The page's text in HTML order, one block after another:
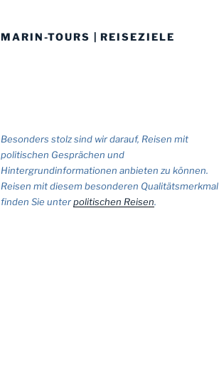
MARIN-TOURS | REISEZIELE
Besonders stolz sind wir darauf, Reisen mit
politischen Gesprächen und
Hintergrundinformationen anbieten zu können.
Reisen mit diesem besonderen Qualitätsmerkmal
finden Sie unterpolitischen Reisen.